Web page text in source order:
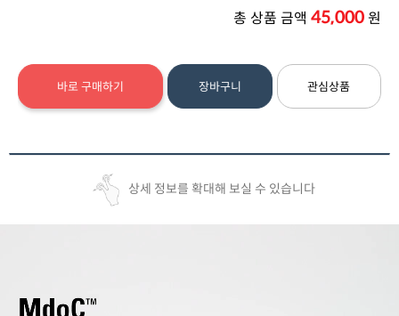
총 상품 금액 45,000원
바로 구매하기 장바구니 관심상품
상세 정보를 확대해 보실 수 있습니다